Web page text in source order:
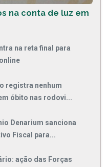
na conta de luz em
na reta final para
registra nenhum
óbito nas rodovi...
Denarium sanciona
Fiscal para...
ação das Forças